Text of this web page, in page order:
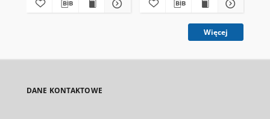
Więcej
DANE KONTAKTOWE